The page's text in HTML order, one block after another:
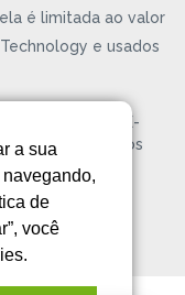
a sua
de
você
é limitada ao valor
e usados
da KELPIE-
©2026. Todos os